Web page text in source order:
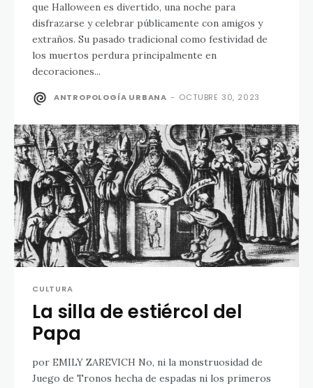
que Halloween es divertido, una noche para
disfrazarse y celebrar públicamente con amigos y
extraños. Su pasado tradicional como festividad de
los muertos perdura principalmente en
decoraciones...
ANTROPOLOGÍA URBANA - OCTUBRE 30, 2023
CULTURA
La silla de estiércol del
Papa
por EMILY ZAREVICH No, ni la monstruosidad de
Juego de Tronos hecha de espadas ni los primeros